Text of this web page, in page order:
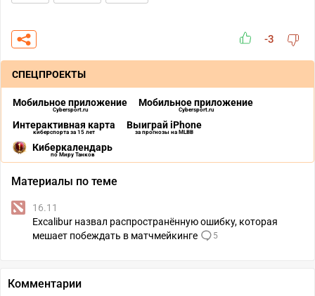
-3
СПЕЦПРОЕКТЫ
Мобильное приложение
Cybersport.ru
Мобильное приложение
Cybersport.ru
Интерактивная карта
киберспорта за 15 лет
Выиграй iPhone
за прогнозы на MLBB
Киберкалендарь
по Миру Танков
Материалы по теме
16.11
Excalibur назвал распространённую ошибку, которая
мешает побеждать в матчмейкинге
5
Комментарии